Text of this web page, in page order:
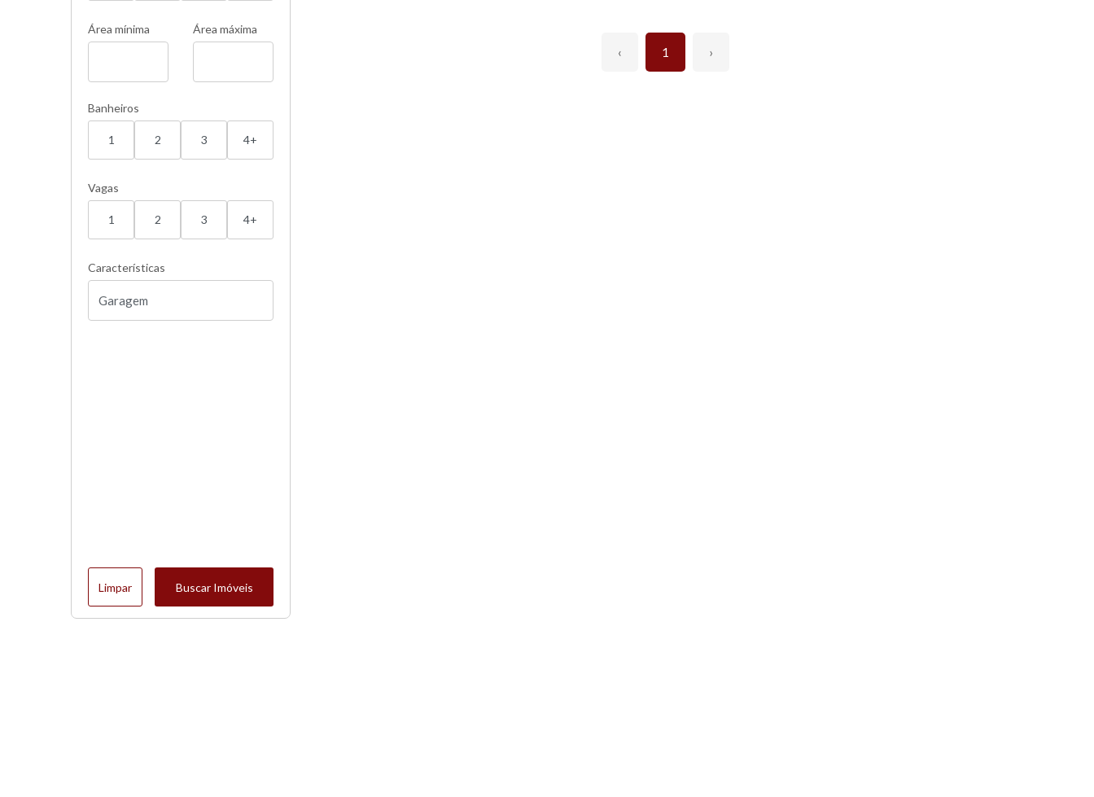
Área mínima Área máxima
Banheiros
1 2 3 4+
Vagas
1 2 3 4+
Características
Limpar Buscar Imóveis
‹ 1 ›